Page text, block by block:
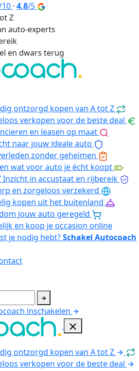
· 4,8/5
Z
auto-experts
en dwars terug
ontzorgd kopen van A tot Z
verkopen voor de beste deal
en leasen op maat
naar jouw ideale auto
zonder geheimen
wat voor auto je écht koopt
Inzicht in accustaat en rijbereik
en zorgeloos verzekerd
kopen uit het buitenland
jouw auto geregeld
en koop je occasion online
je nodig hebt?Schakel Autocoach
inschakelen
ontzorgd kopen van A tot Z
verkopen voor de beste deal